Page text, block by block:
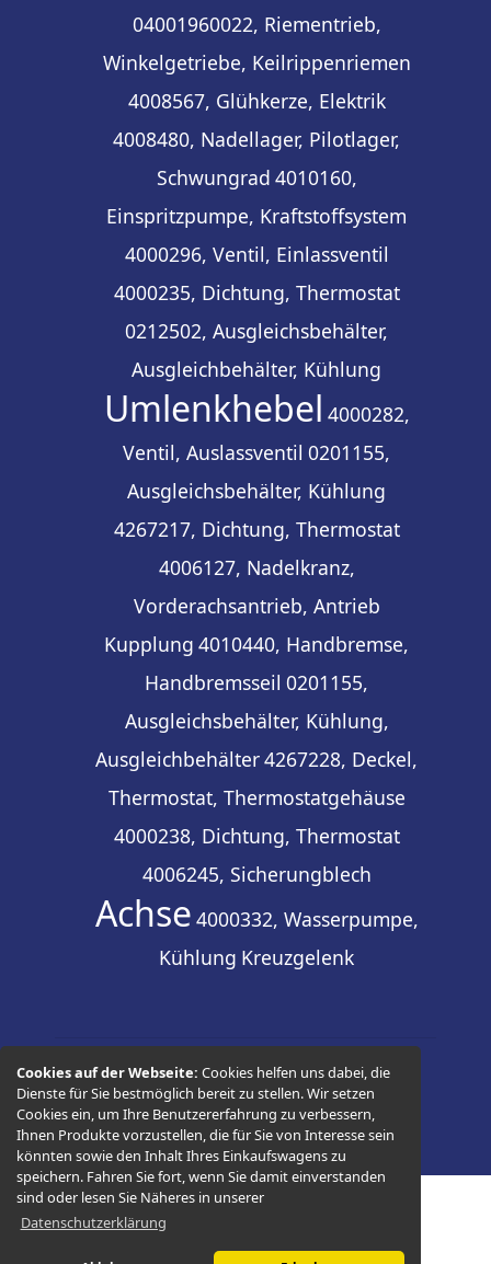
Cookies auf der Webseite:Cookies helfen uns dabei, die
Dienste für Sie bestmöglich bereit zu stellen. Wir setzen
Cookies ein, um Ihre Benutzererfahrung zu verbessern,
Ihnen Produkte vorzustellen, die für Sie von Interesse sein
könnten sowie den Inhalt Ihres Einkaufswagens zu
speichern. Fahren Sie fort, wenn Sie damit einverstanden
sind oder lesen Sie Näheres in unserer
Datenschutzerklärung
04001960022, Riementrieb,
Winkelgetriebe, Keilrippenriemen
4008567, Glühkerze, Elektrik
4008480, Nadellager, Pilotlager,
Schwungrad 4010160,
Einspritzpumpe, Kraftstoffsystem
4000296, Ventil, Einlassventil
4000235, Dichtung, Thermostat
0212502, Ausgleichsbehälter,
Ausgleichbehälter, Kühlung
Umlenkhebel 4000282,
Ventil, Auslassventil 0201155,
Ausgleichsbehälter, Kühlung
4267217, Dichtung, Thermostat
4006127, Nadelkranz,
Vorderachsantrieb, Antrieb
Kupplung 4010440, Handbremse,
Handbremsseil 0201155,
Ausgleichsbehälter, Kühlung,
Ausgleichbehälter4267228, Deckel,
Thermostat, Thermostatgehäuse
4000238, Dichtung, Thermostat
4006245, Sicherungblech
Achse 4000332, Wasserpumpe,
Kühlung Kreuzgelenk
© 2026 -Thüringer Ersatzteilhandel